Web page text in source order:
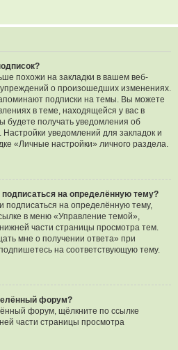
похожи на закладки в вашем веб-
о произошедших изменениях.
подписки на темы. Вы можете
в теме, находящейся у вас в
будете получать уведомления об
уведомлений для закладок и
«Личные настройки» личного раздела.
на определённую тему?
подписаться на определённую тему,
в меню «Управление темой»,
части страницы просмотра тем.
мне о получении ответа» при
на соответствующую тему.
форум?
форум, щёлкните по ссылке
части страницы просмотра